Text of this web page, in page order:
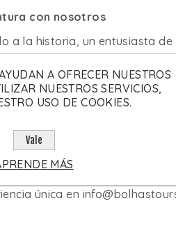
con nosotros
a la historia, un entusiasta
en barco con guía local
Ven a explorar esta
de nuestras cómodas
de una simple excursión: es
en portugués, español,
de visitas privadas
única en
A OFRECER NUESTROS
NUESTROS SERVICIOS,
USO DE COOKIES.
Vale
MÁS